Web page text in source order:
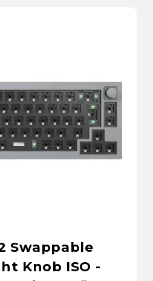
Swappable
Knob ISO -